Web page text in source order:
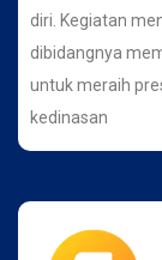
diri. Kegiatan
dibidangnya
untuk meraih
kedinasan